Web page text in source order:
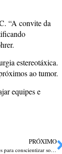
“A convite da
estereotáxica.
ao tumor.
equipes e
PRÓXIMO
Iniciativa da Corsan leva personagens lúdicos a estudantes para conscientizar sobre o cuidado com a rede de esgoto